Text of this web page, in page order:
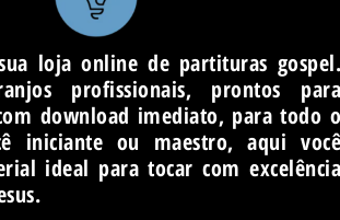
loja online de partituras gospel.
profissionais, prontos para
download imediato, para todo o
iniciante ou maestro, aqui você
ideal para tocar com excelência